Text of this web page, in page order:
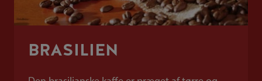
BRASILIEN